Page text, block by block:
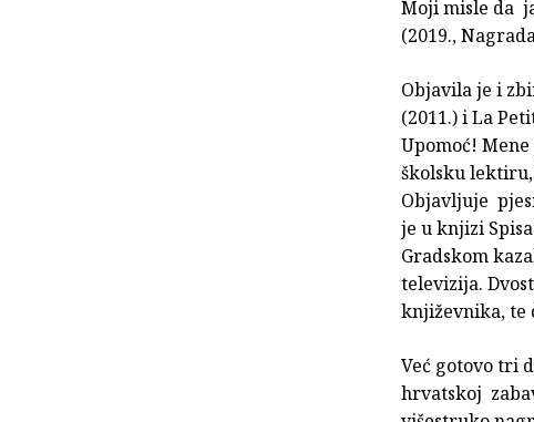
Moji misle da
(2019.,
Objavila je i
(2011.) i La
Upomoć!
školsku
Objavljuje
je u knjizi
Gradskom
televizija.
književnika, te
Već gotovo tri
hrvatskoj